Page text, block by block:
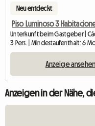
Neu entdeckt
Unterkunft beim Gastgeber |
3 Pers. | Mindestaufenthalt: 6
Anzeige ansehen
Anzeigen in der Nähe,